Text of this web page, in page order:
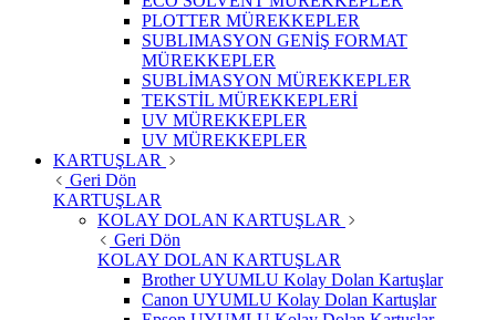
PLOTTER MÜREKKEPLER
SUBLIMASYON GENİŞ FORMAT
MÜREKKEPLER
SUBLİMASYON MÜREKKEPLER
TEKSTİL MÜREKKEPLERİ
UV MÜREKKEPLER
UV MÜREKKEPLER
KARTUŞLAR
Geri Dön
KARTUŞLAR
KOLAY DOLAN KARTUŞLAR
Geri Dön
KOLAY DOLAN KARTUŞLAR
Brother UYUMLU Kolay Dolan Kartuşlar
Canon UYUMLU Kolay Dolan Kartuşlar